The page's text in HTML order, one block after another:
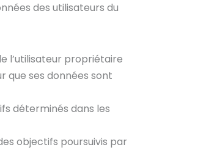
des utilisateurs du
l’utilisateur propriétaire
que ses données sont
déterminés dans les
objectifs poursuivis par